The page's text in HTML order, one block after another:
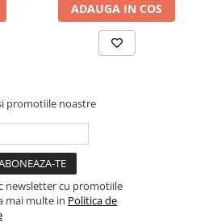
ADAUGA IN COS
promotiile noastre
newsletter cu promotiile
mai multe in Politica de